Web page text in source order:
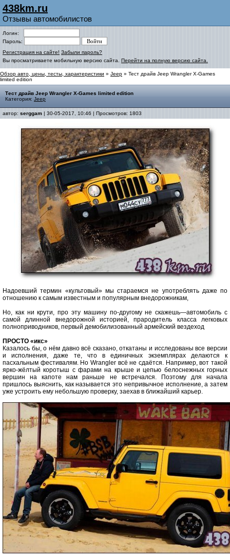
438km.ru
Отзывы автомобилистов
Логин:
Пароль:
Регистрация на сайте! Забыли пароль?
Вы просматриваете мобильную версию сайта. Перейти на полную версию сайта.
Обзор авто, цены, тесты, характеристики » Jeep » Тест драйв Jeep Wrangler X-Games
limited edition
Тест драйв Jeep Wrangler X-Games limited edition
Категория: Jeep
автор: serggam | 30-05-2017, 10:46 | Просмотров: 1803
Надоевший термин «культовый» мы стараемся не употреблять даже по
отношению к самым известным и популярным внедорожникам,
Но, как ни крути, про эту машину по-другому не скажешь—автомобиль с
самой длинной внедорожной историей, прародитель класса легковых
полноприводников, первый демобилизованный армейский вездеход
ПРОСТО «икс»
Казалось бы, о нём давно всё сказано, откатаны и исследованы все версии
и исполнения, даже те, что в единичных экземплярах делаются к
пасхальным фестивалям. Но Wrangler всё не сдаётся. Например, вот такой
ярко-жёлтый коротыш с фарами на крыше и цепью белоснежных горных
вершин на капоте нам раньше не встречался. Поэтому для начала
пришлось выяснить, как называется это непривычное исполнение, а затем
уже устроить ему небольшую проверку, заехав в ближайший карьер.